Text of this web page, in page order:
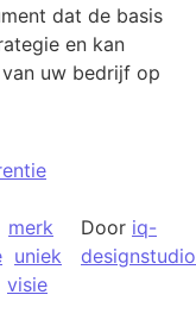
dat de basis
en kan
uw bedrijf op
merk
uniek
visie
Door iq-
designstudio